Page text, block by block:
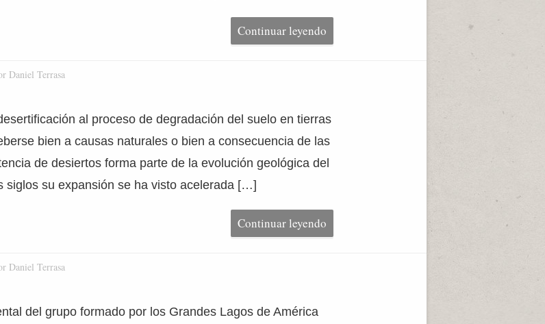
Continuar leyendo
Daniel Terrasa
al proceso de degradación del suelo en tierras
bien a causas naturales o bien a consecuencia de las
de desiertos forma parte de la evolución geológica del
siglos su expansión se ha visto acelerada […]
Continuar leyendo
Daniel Terrasa
del grupo formado por los Grandes Lagos de América